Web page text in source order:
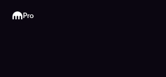
Kraken
Pro